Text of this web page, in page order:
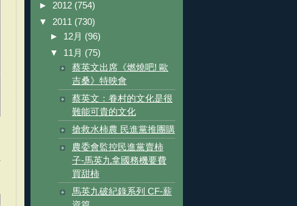
► 2012 (754)
▼ 2011 (730)
► 12月 (96)
▼ 11月 (75)
蔡英文出席《燃燒吧! 歐
吉桑》特映會
蔡英文：眷村的文化是很
難能可貴的文化
搶救水柿農 民進黨推團購
農委會監控民進黨賣柿
子-馬英九拿國務機要費
買甜柿
馬英九破紀錄系列 CF-薪